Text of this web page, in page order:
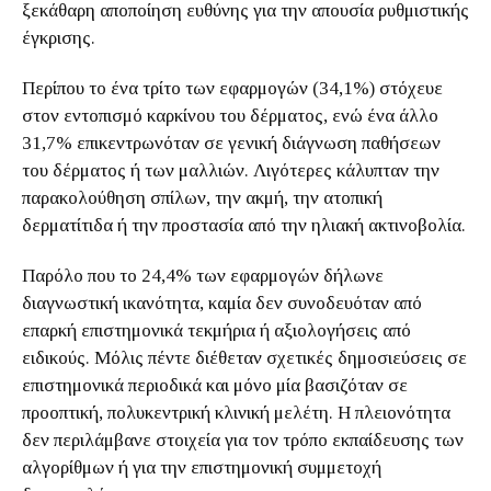
ξεκάθαρη αποποίηση ευθύνης για την απουσία ρυθμιστικής
έγκρισης.
Περίπου το ένα τρίτο των εφαρμογών (34,1%) στόχευε
στον εντοπισμό καρκίνου του δέρματος, ενώ ένα άλλο
31,7% επικεντρωνόταν σε γενική διάγνωση παθήσεων
του δέρματος ή των μαλλιών. Λιγότερες κάλυπταν την
παρακολούθηση σπίλων, την ακμή, την ατοπική
δερματίτιδα ή την προστασία από την ηλιακή ακτινοβολία.
Παρόλο που το 24,4% των εφαρμογών δήλωνε
διαγνωστική ικανότητα, καμία δεν συνοδευόταν από
επαρκή επιστημονικά τεκμήρια ή αξιολογήσεις από
ειδικούς. Μόλις πέντε διέθεταν σχετικές δημοσιεύσεις σε
επιστημονικά περιοδικά και μόνο μία βασιζόταν σε
προοπτική, πολυκεντρική κλινική μελέτη. Η πλειονότητα
δεν περιλάμβανε στοιχεία για τον τρόπο εκπαίδευσης των
αλγορίθμων ή για την επιστημονική συμμετοχή